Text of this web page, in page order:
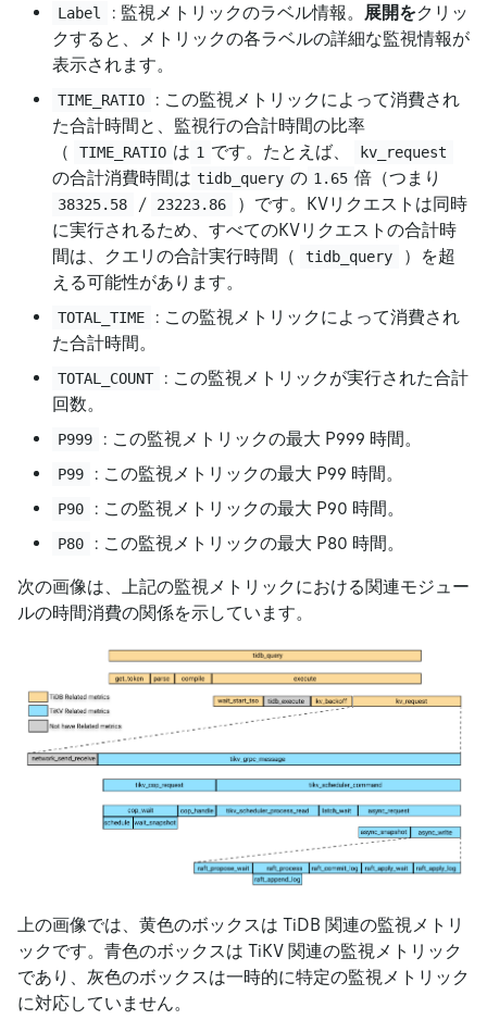
Label : 監視メトリックのラベル情報。 展開をクリッ
クすると、メトリックの各ラベルの詳細な監視情報が
表示されます。
TIME_RATIO
: この監視メトリックによって消費され
た合計時間と、監視行の合計時間の比率
（
TIME_RATIO は 1 です。たとえば、 kv_request
の合計消費時間は tidb_query の 1.65 倍（つまり
38325.58 / 23223.86
）です。KVリクエストは同時
に実行されるため、すべてのKVリクエストの合計時
間は、クエリの合計実行時間（
tidb_query
）を超
える可能性があります。
TOTAL_TIME
: この監視メトリックによって消費され
た合計時間。
TOTAL_COUNT
: この監視メトリックが実行された合計
回数。
P999 : この監視メトリックの最大 P999 時間。
P99 : この監視メトリックの最大 P99 時間。
P90 : この監視メトリックの最大 P90 時間。
P80 : この監視メトリックの最大 P80 時間。
次の画像は、上記の監視メトリックにおける関連モジュー
ルの時間消費の関係を示しています。
上の画像では、黄色のボックスは TiDB 関連の監視メトリ
ックです。青色のボックスは TiKV 関連の監視メトリック
であり、灰色のボックスは一時的に特定の監視メトリック
に対応していません。